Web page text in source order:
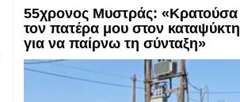
55χρονος Μυστράς: «Κρατούσα
τον πατέρα μου στον καταψύκτη
για να παίρνω τη σύνταξη»